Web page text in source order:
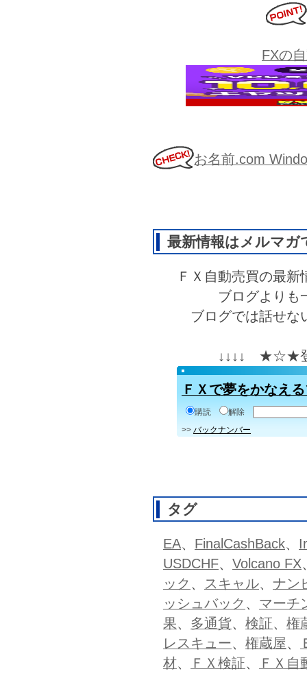
FXの
お名前.com
最新情報はメルマガ
ＦＸ自動売買の最
ブログよりも
ブログでは話せな
↓↓↓↓ ★☆★
ＦＸで夢をかなえ
購読
解除
>> バックナンバー
タグ
EA、 FinalCashBack、
USDCHF、 Volcano FX
ック 、 スキャル、 ナン
ッシュバック 、 マーチ
果、 多通貨、 検証、 権
レスキュー、 権蔵屋、
材、 ＦＸ検証、 ＦＸ自